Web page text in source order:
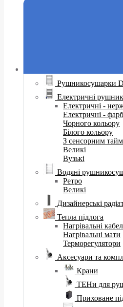
Рушникосушарки
Електричні
Електричні -
Електричні -
Чорного кольору
Білого кольору
З сенсорним
Великі
Вузькі
Водяні
Ретро
Великі
Дизайнерські
Тепла підлога
Нагрівальні
Нагрівальні мати
Терморегулятори
Аксесуари та
Крани
ТЕНи для
Приховане